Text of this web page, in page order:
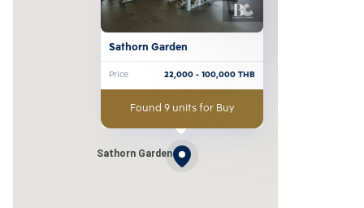
Sathorn Garden
Sathorn Garden
Price 22,000- 100,000THB
Found 9 units for Buy